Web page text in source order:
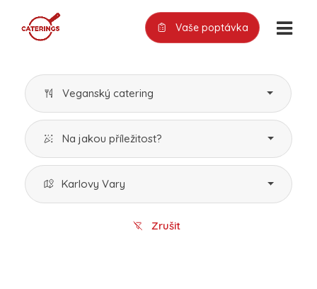
Vaše poptávka
Veganský catering
Na jakou příležitost?
Karlovy Vary
Zrušit